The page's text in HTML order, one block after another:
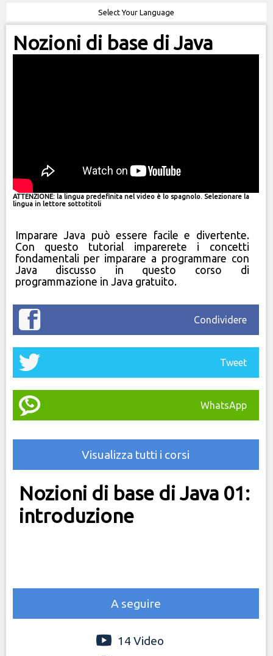
Nozioni di base di Java
ATTENZIONE: la lingua predefinita nel video è lo spagnolo. Selezionare la
lingua in lettore sottotitoli
Imparare Java può essere facile e divertente.
Con questo tutorial imparerete i concetti
fondamentali per imparare a programmare con
Java discusso in questo corso di
programmazione in Java gratuito.
Condividere
Tweet
WhatsApp
Visualizza tutti i corsi
Nozioni di base di Java 01:
introduzione
A seguire
14 Video
Select Your Language